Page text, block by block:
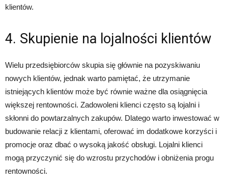
klientów.
4. Skupienie na lojalności klientów
Wielu przedsiębiorców skupia się głównie na pozyskiwaniu
nowych klientów, jednak warto pamiętać, że utrzymanie
istniejących klientów może być równie ważne dla osiągnięcia
większej rentowności. Zadowoleni klienci często są lojalni i
skłonni do powtarzalnych zakupów. Dlatego warto inwestować w
budowanie relacji z klientami, oferować im dodatkowe korzyści i
promocje oraz dbać o wysoką jakość obsługi. Lojalni klienci
mogą przyczynić się do wzrostu przychodów i obniżenia progu
rentowności.